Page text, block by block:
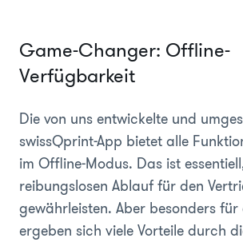
Game-Changer: Offline-
Verfügbarkeit
Die von uns entwickelte und
swissQprint-App bietet alle
im Offline-Modus. Das ist
reibungslosen Ablauf für den
gewährleisten. Aber besonders für
ergeben sich viele Vorteile durch